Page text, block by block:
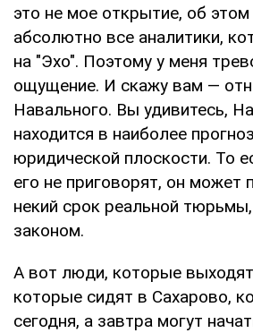
это не мое открытие, об этом
абсолютно все аналитики,
на "Эхо". Поэтому у меня
ощущение. И скажу вам —
Навального. Вы удивитесь,
находится в наиболее
юридической плоскости. То
его не приговорят, он может
некий срок реальной
законом.
А вот люди, которые
которые сидят в Сахарово,
сегодня, а завтра могут